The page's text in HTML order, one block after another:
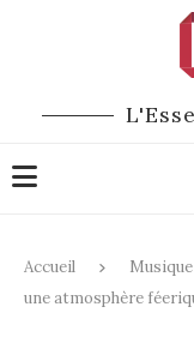
Accueil Musique
une atmosphère